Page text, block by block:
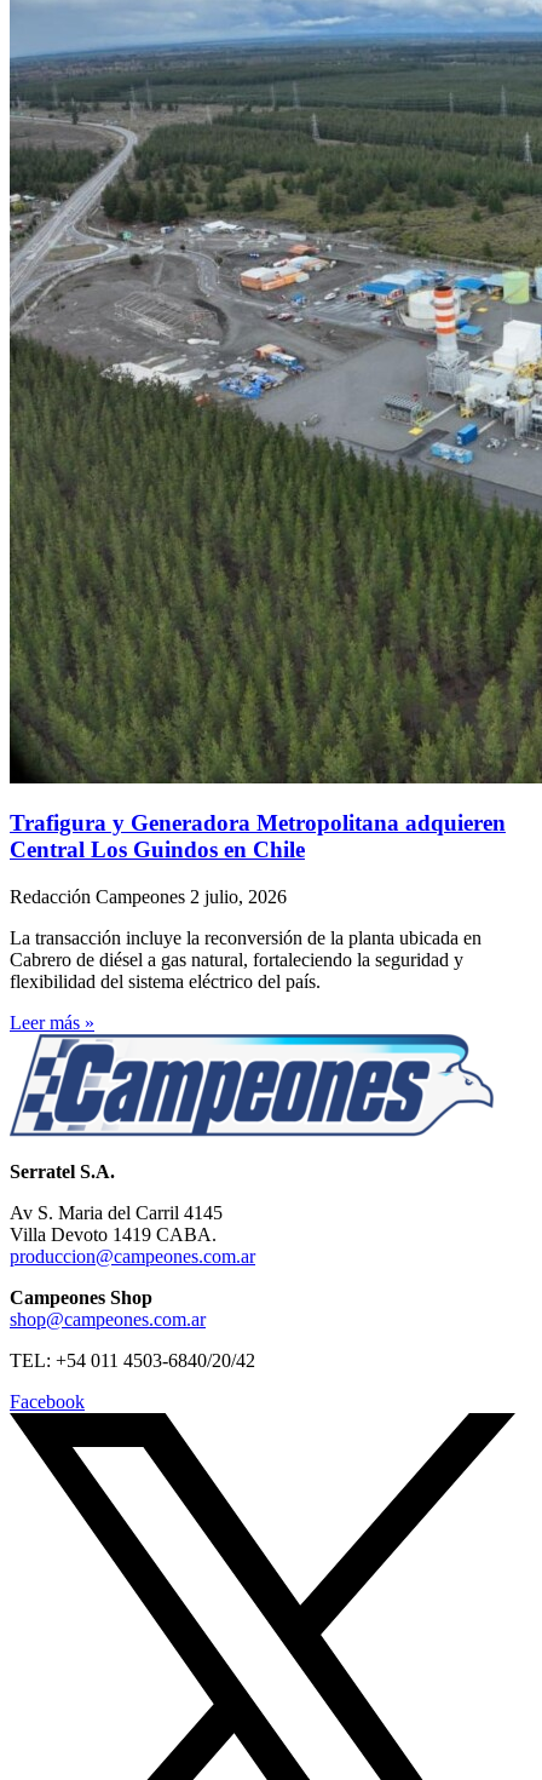
Trafigura y Generadora Metropolitana adquieren
Central Los Guindos en Chile
Redacción Campeones 2 julio, 2026
La transacción incluye la reconversión de la planta ubicada en
Cabrero de diésel a gas natural, fortaleciendo la seguridad y
flexibilidad del sistema eléctrico del país.
Leer más »
Serratel S.A.
Av S. Maria del Carril 4145
Villa Devoto 1419 CABA.
produccion@campeones.com.ar
Campeones Shop
shop@campeones.com.ar
TEL: +54 011 4503-6840/20/42
Facebook